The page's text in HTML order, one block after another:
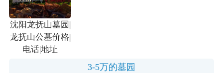
沈阳龙抚山墓园|
龙抚山公墓价格|
电话|地址
3-5万的墓园